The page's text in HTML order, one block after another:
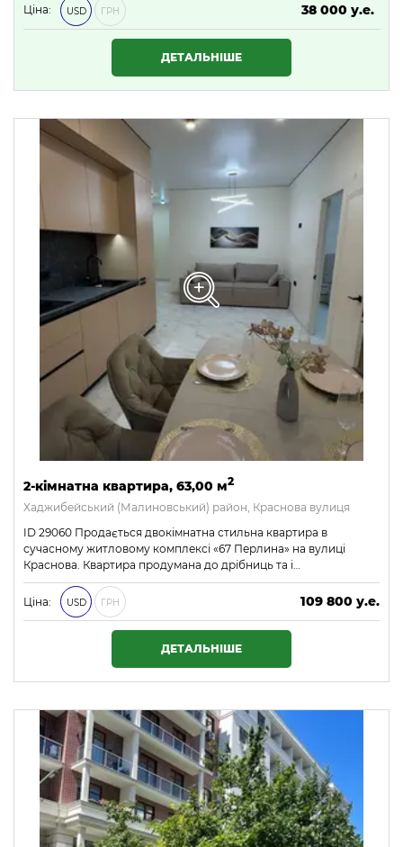
Ціна: USD ГРН
38 000 у.е.
1 634 000 ₴
ДЕТАЛЬНІШЕ
2-кімнатна квартира, 63,00 м2
Хаджибейський (Малиновський) район, Краснова вулиця
ID 29060 Продається двокімнатна стильна квартира в
сучасному житловому комплексі «67 Перлина» на вулиці
Краснова. Квартира продумана до дрібниць та і…
Ціна: USD ГРН
109 800 у.е.
4 721 400 ₴
ДЕТАЛЬНІШЕ